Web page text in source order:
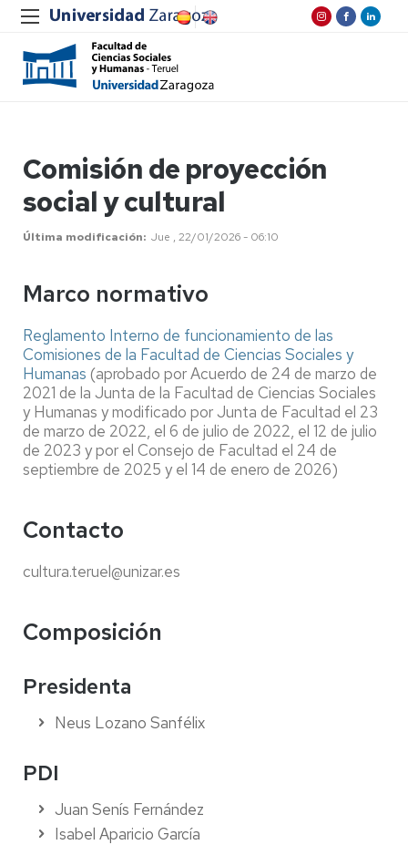
Comisión de proyección
social y cultural
Última modificación Jue , 22/01/2026 - 06:10
Marco normativo
Reglamento Interno de funcionamiento de las
Comisiones de la Facultad de Ciencias Sociales y
Humanas (aprobado por Acuerdo de 24 de marzo de
2021 de la Junta de la Facultad de Ciencias Sociales
y Humanas y modificado por Junta de Facultad el 23
de marzo de 2022, el 6 de julio de 2022, el 12 de julio
de 2023 y por el Consejo de Facultad el 24 de
septiembre de 2025 y el 14 de enero de 2026)
Contacto
cultura.teruel@unizar.es
Composición
Presidenta
Neus Lozano Sanfélix
PDI
Juan Senís Fernández
Isabel Aparicio García